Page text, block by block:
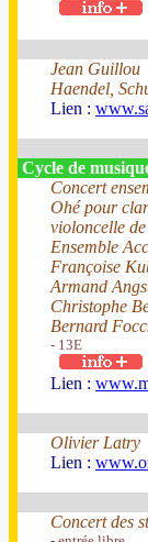
Jean Guillou
Haendel,
Lien :
Cycle de
Concert
Ohé pour
violoncelle
Ensemble
Françoise
Armand
Christophe
Bernard
- 13E
Lien :
Olivier Latry
Lien :
Concert des